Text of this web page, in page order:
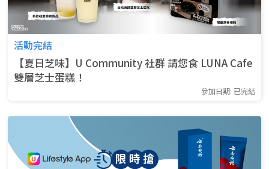
活動完結
【夏日芝味】U Community 社群 請您食 LUNA Cafe
雙層芝士蛋糕！
參加日期: 已完結